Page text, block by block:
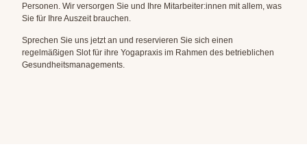
Personen. Wir versorgen Sie und Ihre Mitarbeiter:innen mit allem, was
Sie für Ihre Auszeit brauchen.
Sprechen Sie uns jetzt an und reservieren Sie sich einen
regelmäßigen Slot für ihre Yogapraxis im Rahmen des betrieblichen
Gesundheitsmanagements.